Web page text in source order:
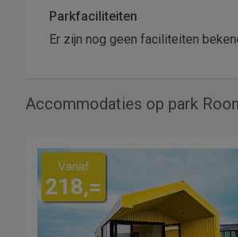
Parkfaciliteiten
Er zijn nog geen faciliteiten
Accommodaties op park
Vanaf
218,=